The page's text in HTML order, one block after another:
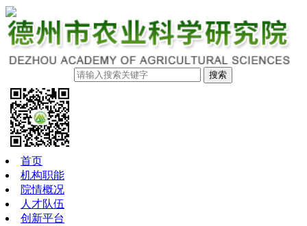
搜索
首页
机构职能
院情概况
人才队伍
创新平台